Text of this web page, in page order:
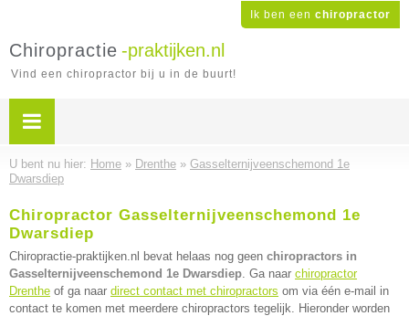
Ik ben een chiropractor
Chiropractie -praktijken.nl
Vind een chiropractor bij u in de buurt!
U bent nu hier: Home » Drenthe » Gasselternijveenschemond 1e
Dwarsdiep
Chiropractor Gasselternijveenschemond 1e
Dwarsdiep
Chiropractie-praktijken.nl bevat helaas nog geen chiropractors in
Gasselternijveenschemond 1e Dwarsdiep. Ga naar chiropractor
Drenthe of ga naar direct contact met chiropractors om via één e-mail in
contact te komen met meerdere chiropractors tegelijk. Hieronder worden